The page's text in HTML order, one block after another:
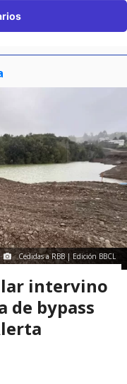
Cedidas a RBB | Edición BBCL
intervino
de bypass